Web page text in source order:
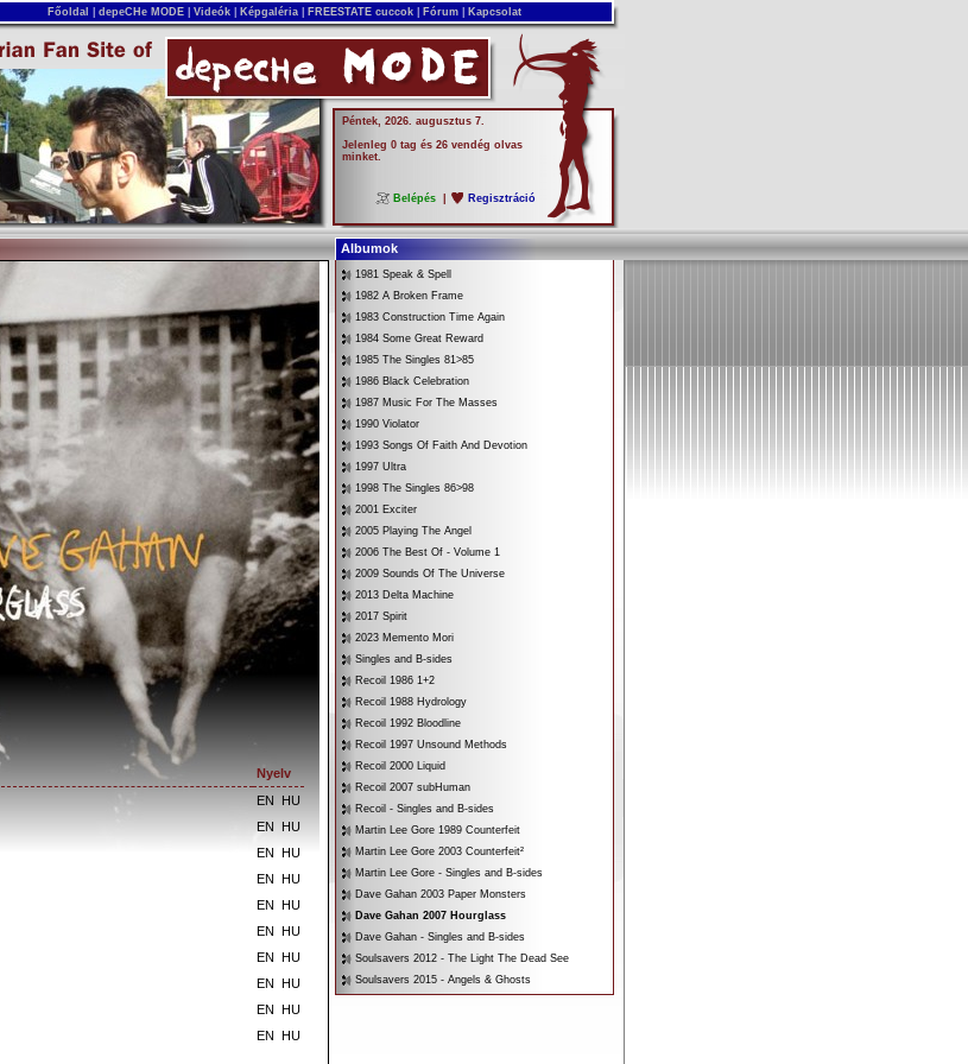
Főoldal depeCHe MODE Videók Képgaléria FREESTATE cuccok Fórum Kapcsolat
Péntek, 2026. augusztus 7.
Jelenleg 0 tag és 26 vendég olvas
minket.
Belépés Regisztráció
Albumok
Nyelv
EN
HU
EN
HU
EN
HU
EN HU
EN HU
EN HU
EN HU
EN HU
EN HU
EN HU
1981 Speak & Spell
1982 A Broken Frame
1983 Construction Time Again
1984 Some Great Reward
1985 The Singles 81>85
1986 Black Celebration
1987 Music For The Masses
1990 Violator
1993 Songs Of Faith And Devotion
1997 Ultra
1998 The Singles 86>98
2001 Exciter
2005 Playing The Angel
2006 The Best Of - Volume 1
2009 Sounds Of The Universe
2013 Delta Machine
2017 Spirit
2023 Memento Mori
Singles and B-sides
Recoil 1986 1+2
Recoil 1988 Hydrology
Recoil 1992 Bloodline
Recoil 1997 Unsound Methods
Recoil 2000 Liquid
Recoil 2007 subHuman
Recoil - Singles and B-sides
Martin Lee Gore 1989 Counterfeit
Martin Lee Gore 2003 Counterfeit²
Martin Lee Gore - Singles and B-sides
Dave Gahan 2003 Paper Monsters
Dave Gahan 2007 Hourglass
Dave Gahan - Singles and B-sides
Soulsavers 2012 - The Light The Dead See
Soulsavers 2015 - Angels & Ghosts